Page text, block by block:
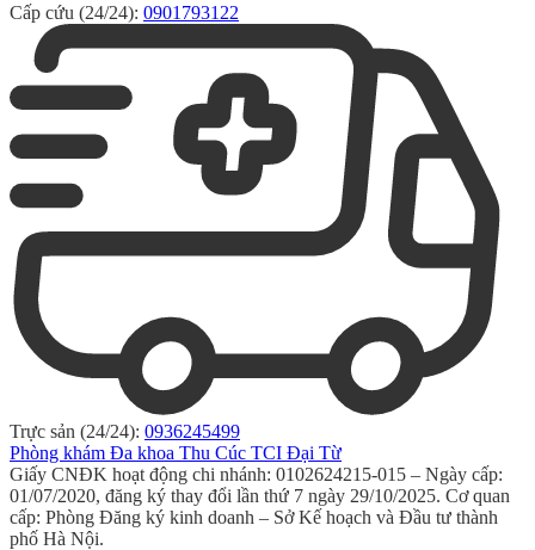
Cấp cứu (24/24): 0901793122
Trực sản (24/24): 0936245499
Phòng khám Đa khoa Thu Cúc TCI Đại Từ
Giấy CNĐK hoạt động chi nhánh: 0102624215-015 – Ngày cấp:
01/07/2020, đăng ký thay đổi lần thứ 7 ngày 29/10/2025. Cơ quan
cấp: Phòng Đăng ký kinh doanh – Sở Kế hoạch và Đầu tư thành
phố Hà Nội.